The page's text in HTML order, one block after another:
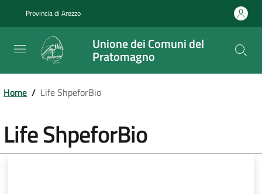
principale
Provincia di Arezzo
Unione dei Comuni del
Pratomagno
Home / Life ShpeforBio
Life ShpeforBio